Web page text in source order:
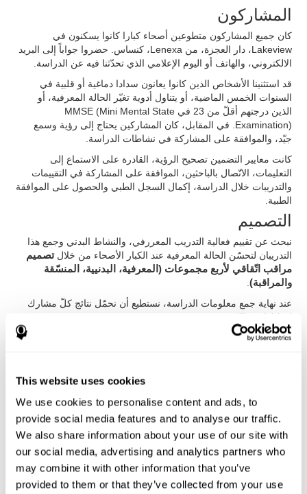
This website uses cookies
We use cookies to personalise content and ads, to
provide social media features and to analyse our traffic.
We also share information about your use of our site with
our social media, advertising and analytics partners who
may combine it with other information that you’ve
provided to them or that they’ve collected from your use
المشاركون
كان جميع المشاركون متطوعين أصحاء كبارا كانوا يسكنون في
Lakeview، دار العجزة، من Lenexa، كنساس. حضروا جواباً إلى البريد
الالكتروني، والهاتف أو اليوم الإعلامي الذي تحدّثنا فيه عن الدراسة.
قد استثنينا الأشخاص الذين كانوا يعانون سدادا دماغية أو قلبية في
السنوات الخمس الماضية، أو يتناول أدوية تغيّر الحالة المعرفية، أو
الذين درجتهم أقلّ من 23 في MMSE (Mini Mental State
Examination). في المقابل، كان المشاركين يحتاج إلى رؤية وسمع
جيّد، والموافقة على المشاركة في نشاطات الدراسة.
كانت معايير التضمين تصحيح الرؤية، القادرة على الاستماع إلى
التعليمات، الاتّصال بالباحثين، الموافقة على المشاركة في التقييمات
والتدريبات خلال الدراسة، إكمال السجل الطبي والحصول على الموافقة
الطبية.
التصميم
نبحث عن تقييم فعالية التدريب المعررفي، والنشاط البدني وجمع هذا
التدريبان لتحسّن الحالة المعرفية عند الكبار الأصحاء من خلالتصميم
مراقب اتّقاقي لأربع مجموعات (المعرفية، البدنيية، المنسّقة
والمراقبة)
عند نهاية جمع معلومات الدراسة، نستطيع أن نحمّل نتائج كلّ مشارك
لتحليلها في الكمبيوتر
التدخّل في المجموعة البدنية
دقيقة)، والتدريب القلبي العرقي (15 دقيقة)، والأنشطة التنفسية (5
دقائق)، وتدريب القوّة (10 دقيقة)، وتدريب اللدونة (5 دقائق) وجلسة
الاستراح. هم الذين لم يتمّوا جلسة الرياشة الكاملة، تمّوا أنشطة
مطابقة على متستواهم البدنية.
التدخّل في المجموعة المنسّق
جمع مشاركو المجموعة المنسّق بين تدريب المجموعة المعرفية
(باستعمال كوجنيفيت) وتدريب المجموعة البدنية. تمّ المشاركون أكثر